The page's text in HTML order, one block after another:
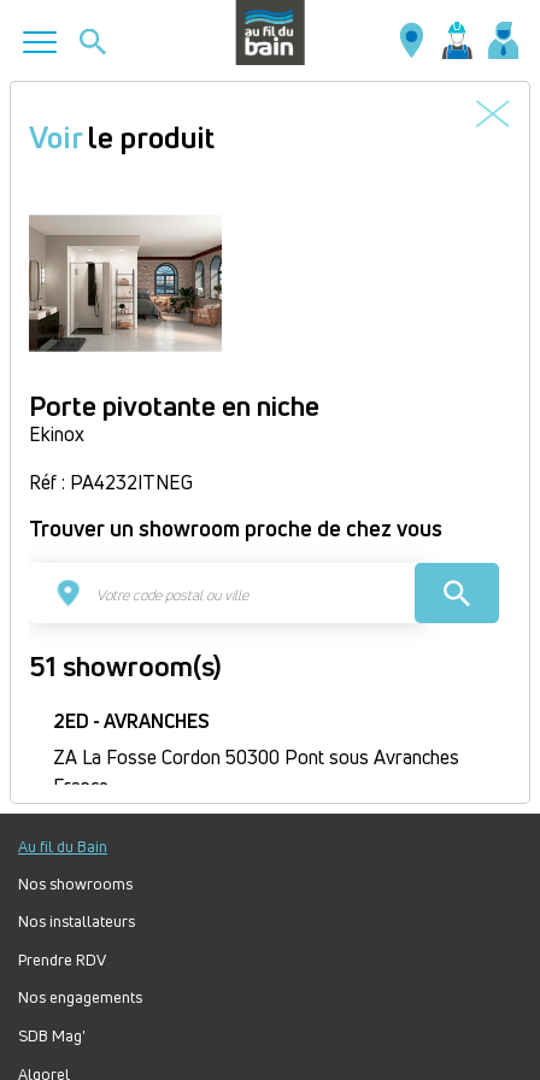
contenu
Voirle produit
Porte pivotante en niche
Ekinox
Réf : PA4232ITNEG
Trouver un showroom proche de chez vous
51 showroom(s)
2ED - AVRANCHES
ZA La Fosse Cordon 50300 Pont sous Avranches
France
Itinéraire
Fermé
Jour
Plage
horaire
Lundi :
Mardi :
Jeudi :
Vendredi : 8h-12h, 14h-17h
Samedi :
Au fil du Bain
Nos showrooms
Nos installateurs
Prendre RDV
Nos engagements
SDB Mag'
Algorel